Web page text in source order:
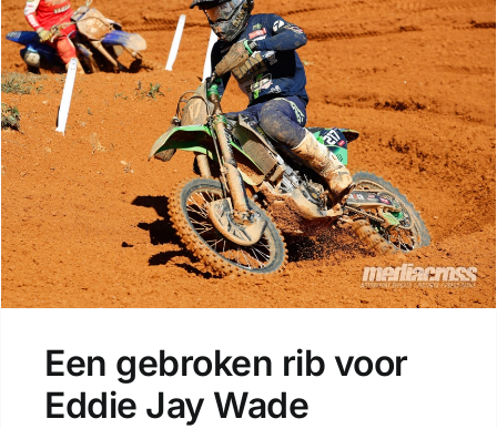
Een gebroken rib voor
Eddie Jay Wade